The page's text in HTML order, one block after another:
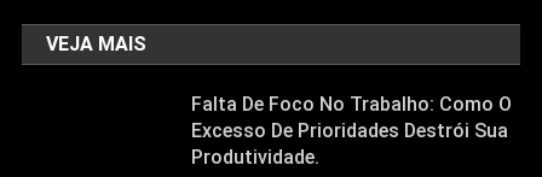
VEJA MAIS
Falta De Foco No Trabalho: Como O
Excesso De Prioridades Destrói Sua
Produtividade.